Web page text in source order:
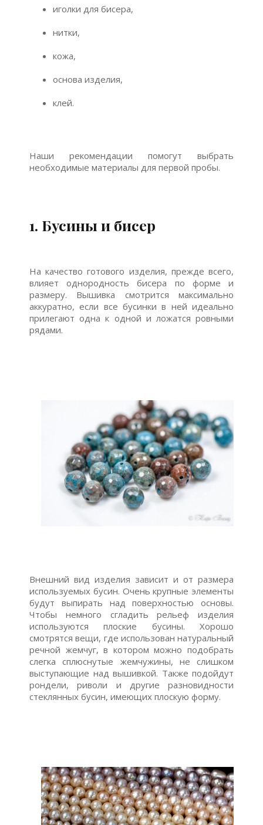
иголки для бисера,
нитки,
кожа,
основа изделия,
клей.
Наши рекомендации помогут выбрать
необходимые материалы для первой пробы.
1. Бусины и бисер
На качество готового изделия, прежде всего,
влияет однородность бисера по форме и
размеру. Вышивка смотрится максимально
аккуратно, если все бусинки в ней идеально
прилегают одна к одной и ложатся ровными
рядами.
Внешний вид изделия зависит и от размера
используемых бусин. Очень крупные элементы
будут выпирать над поверхностью основы.
Чтобы немного сгладить рельеф изделия
используются плоские бусины. Хорошо
смотрятся вещи, где использован натуральный
речной жемчуг, в котором можно подобрать
слегка сплюснутые жемчужины, не слишком
выступающие над вышивкой. Также подойдут
рондели, риволи и другие разновидности
стеклянных бусин, имеющих плоскую форму.